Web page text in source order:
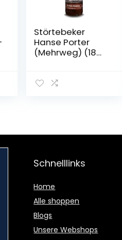
Störtebeker
Hanse Porter
(Mehrweg) (18
oder 30er Box),
Schnelllinks
Home
Alle shoppen
Blogs
Unsere Webshops